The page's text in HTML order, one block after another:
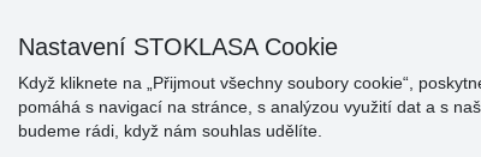
Nastavení STOKLASA Cookie
Když kliknete na „Přijmout všechny soubory cookie“,
pomáhá s navigací na stránce, s analýzou využití dat a s
budeme rádi, když nám souhlas udělíte.